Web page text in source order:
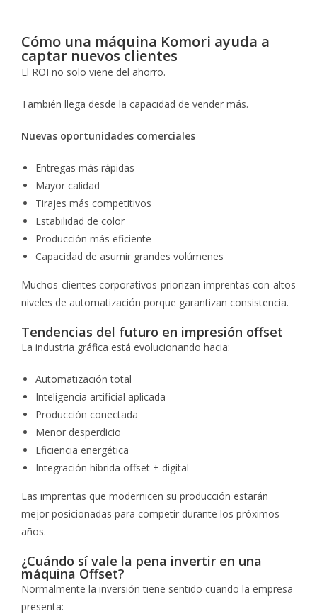
Cómo una máquina Komori ayuda a
captar nuevos clientes
El ROI no solo viene del ahorro.
También llega desde la capacidad de vender más.
Nuevas oportunidades comerciales
Entregas más rápidas
Mayor calidad
Tirajes más competitivos
Estabilidad de color
Producción más eficiente
Capacidad de asumir grandes volúmenes
Muchos clientes corporativos priorizan imprentas con altos
niveles de automatización porque garantizan consistencia.
Tendencias del futuro en impresión offset
La industria gráfica está evolucionando hacia:
Automatización total
Inteligencia artificial aplicada
Producción conectada
Menor desperdicio
Eficiencia energética
Integración híbrida offset + digital
Las imprentas que modernicen su producción estarán
mejor posicionadas para competir durante los próximos
años.
¿Cuándo sí vale la pena invertir en una
máquina Offset?
Normalmente la inversión tiene sentido cuando la empresa
presenta: